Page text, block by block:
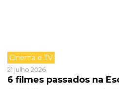
Cinema e TV
21 julho 2026
6 filmes passados na